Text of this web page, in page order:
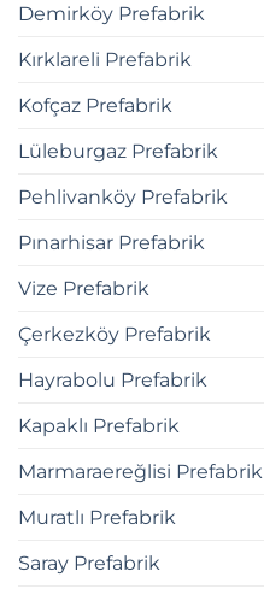
Demirköy Prefabrik
Kırklareli Prefabrik
Kofçaz Prefabrik
Lüleburgaz Prefabrik
Pehlivanköy Prefabrik
Pınarhisar Prefabrik
Vize Prefabrik
Çerkezköy Prefabrik
Hayrabolu Prefabrik
Kapaklı Prefabrik
Marmaraereğlisi Prefabrik
Muratlı Prefabrik
Saray Prefabrik